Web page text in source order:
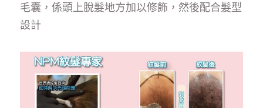
毛囊，係頭上脫髮地方加以修飾，然後配合髮型
設計